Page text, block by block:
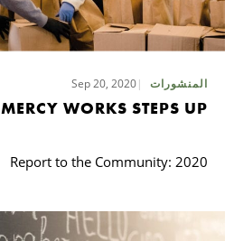
المنشورات Sep 20, 2020
MERCY WORKS STEPS UP
Report to the Community: 2020